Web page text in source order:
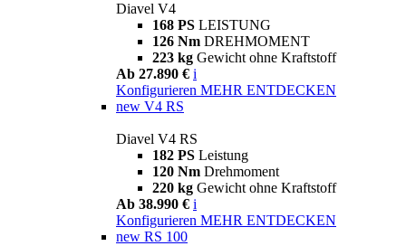
Diavel V4
168 PS LEISTUNG
126 Nm DREHMOMENT
223 kg Gewicht ohne Kraftstoff
Ab 27.890 € i
Konfigurieren MEHR ENTDECKEN
new V4 RS
Diavel V4 RS
182 PS Leistung
120 Nm Drehmoment
220 kg Gewicht ohne Kraftstoff
Ab 38.990 € i
Konfigurieren MEHR ENTDECKEN
new RS 100